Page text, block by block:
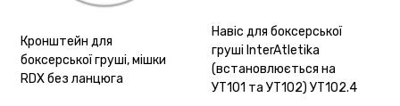
Кронштейн для
боксерської груші, мішки
RDX без ланцюга
Навіс для боксерської
груші InterAtletika
(встановлюється на
УТ101 та УТ102) УТ102.4